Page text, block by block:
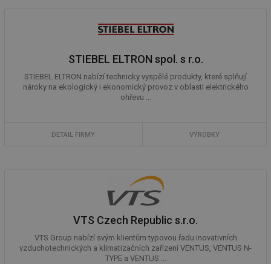
STIEBEL ELTRON spol. s r.o.
STIEBEL ELTRON nabízí technicky vyspělé produkty, které splňují
nároky na ekologický i ekonomický provoz v oblasti elektrického
ohřevu ...
DETAIL FIRMY VÝROBKY
VTS Czech Republic s.r.o.
VTS Group nabízí svým klientům typovou řadu inovativních
vzduchotechnických a klimatizačních zařízení VENTUS, VENTUS N-
TYPE a VENTUS ...